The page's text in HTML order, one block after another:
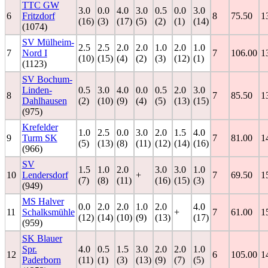
6
TTC GW
Fritzdorf
(1074)
3.0
(16)
0.0
(3)
4.0
(17)
3.0
(5)
0.5
(2)
0.0
(1)
3.0
(14)
8 75.50
7
SV Mülheim-
Nord I
(1123)
2.5
(10)
2.5
(15)
2.0
(4)
2.0
(2)
1.0
(3)
2.0
(12)
1.0
(1)
7 106.00
8
SV Bochum-
Linden-
Dahlhausen
(975)
0.5
(2)
3.0
(10)
4.0
(9)
0.0
(4)
0.5
(5)
2.0
(13)
3.0
(15)
7 85.50
9
Krefelder
Turm SK
(966)
1.0
(5)
2.5
(13)
0.0
(8)
3.0
(11)
2.0
(12)
1.5
(14)
4.0
(16)
7 81.00
10
SV
Lendersdorf
(949)
1.5
(7)
1.0
(8)
2.0
(11)
+
3.0
(16)
3.0
(15)
1.0
(3)
7 69.50
11
MS Halver
Schalksmühle
(959)
0.0
(12)
2.0
(14)
2.0
(10)
1.0
(9)
2.0
(13)
+
4.0
(17)
7 61.00
12
SK Blauer
Spr.
Paderborn
4.0
(11)
0.5
(1)
1.5
(3)
3.0
(13)
2.0
(9)
2.0
(7)
1.0
(5)
6 105.00